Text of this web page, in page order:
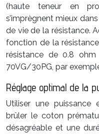
(haute teneur en
s’imprègnent mieux
de vie de la résistance.
fonction de la
résistance de 0.8
70VG/30PG, par
Réglage optimal de la
Utiliser une puissance
brûler le coton
désagréable et une